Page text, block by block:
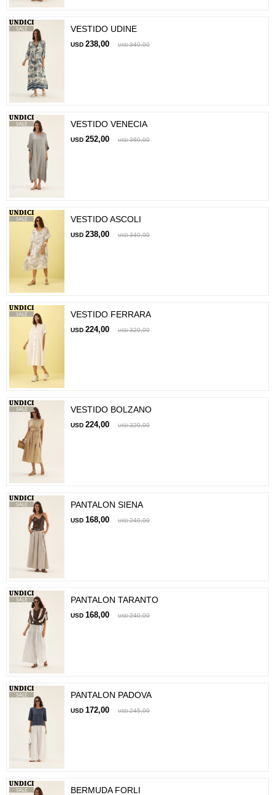
VESTIDO UDINE
USD 238,00 USD 340,00
VESTIDO VENECIA
USD 252,00 USD 360,00
VESTIDO ASCOLI
USD 238,00 USD 340,00
VESTIDO FERRARA
USD 224,00 USD 320,00
VESTIDO BOLZANO
USD 224,00 USD 320,00
PANTALON SIENA
USD 168,00 USD 240,00
PANTALON TARANTO
USD 168,00 USD 240,00
PANTALON PADOVA
USD 172,00 USD 245,00
BERMUDA FORLI